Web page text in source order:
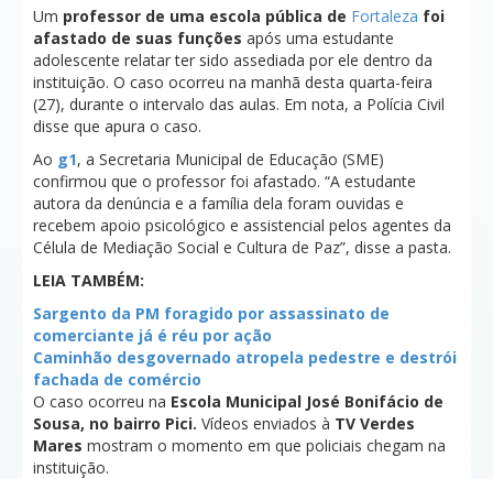
Um professor de uma escola pública de Fortaleza foi
afastado de suas funções após uma estudante
adolescente relatar ter sido assediada por ele dentro da
instituição. O caso ocorreu na manhã desta quarta-feira
(27), durante o intervalo das aulas. Em nota, a Polícia Civil
disse que apura o caso.
Ao g1, a Secretaria Municipal de Educação (SME)
confirmou que o professor foi afastado. “A estudante
autora da denúncia e a família dela foram ouvidas e
recebem apoio psicológico e assistencial pelos agentes da
Célula de Mediação Social e Cultura de Paz”, disse a pasta.
LEIA TAMBÉM:
Sargento da PM foragido por assassinato de
comerciante já é réu por ação
Caminhão desgovernado atropela pedestre e destrói
fachada de comércio
O caso ocorreu na Escola Municipal José Bonifácio de
Sousa, no bairro Pici. Vídeos enviados à TV Verdes
Mares mostram o momento em que policiais chegam na
instituição.